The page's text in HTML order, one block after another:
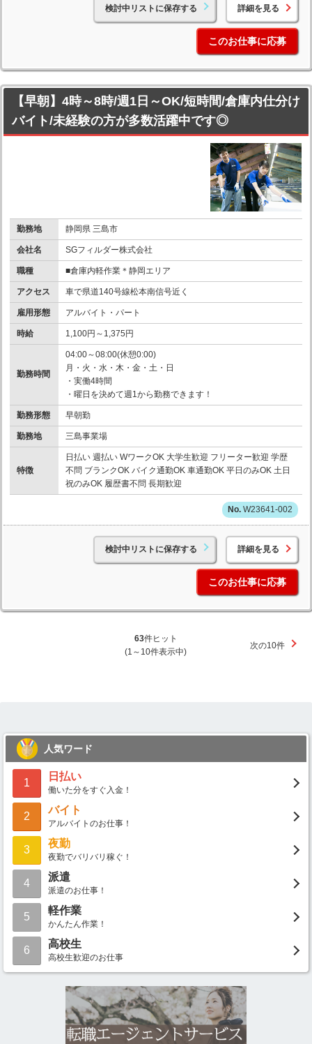
検討中リストに保存する 詳細を見る
このお仕事に応募
【早朝】4時～8時/週1日～OK/短時間/倉庫内仕分け
バイト/未経験の方が多数活躍中です◎
勤務地 静岡県 三島市
会社名 SGフィルダー株式会社
職種 ■倉庫内軽作業＊静岡エリア
アクセス 車で県道140号線松本南信号近く
雇用形態 アルバイト・パート
時給 1,100円～1,375円
勤務時間
04:00～08:00(休憩0:00)
月・火・水・木・金・土・日
・実働4時間
・曜日を決めて週1から勤務できます！
勤務形態 早朝勤
勤務地 三島事業場
特徴
日払い 週払い WワークOK 大学生歓迎 フリーター歓迎 学歴
不問 ブランクOK バイク通勤OK 車通勤OK 平日のみOK 土日
祝のみOK 履歴書不問 長期歓迎
W23641-002
検討中リストに保存する 詳細を見る
このお仕事に応募
63件ヒット
(1～10件表示中)
次の10件
人気ワード
1
日払い
働いた分をすぐ入金！
2
バイト
アルバイトのお仕事！
3
夜勤
夜勤でバリバリ稼ぐ！
4
派遣
派遣のお仕事！
5
軽作業
かんたん作業！
6
高校生
高校生歓迎のお仕事